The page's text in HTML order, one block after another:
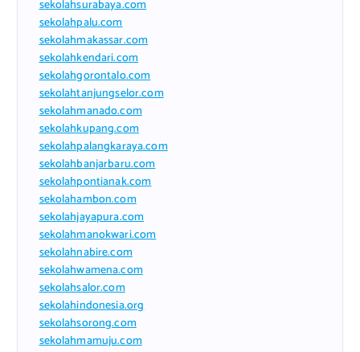
sekolahsurabaya.com
sekolahpalu.com
sekolahmakassar.com
sekolahkendari.com
sekolahgorontalo.com
sekolahtanjungselor.com
sekolahmanado.com
sekolahkupang.com
sekolahpalangkaraya.com
sekolahbanjarbaru.com
sekolahpontianak.com
sekolahambon.com
sekolahjayapura.com
sekolahmanokwari.com
sekolahnabire.com
sekolahwamena.com
sekolahsalor.com
sekolahindonesia.org
sekolahsorong.com
sekolahmamuju.com